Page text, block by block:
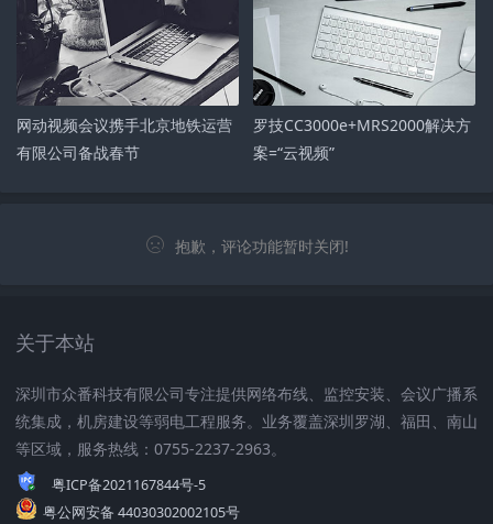
网动视频会议携手北京地铁运营
有限公司备战春节
罗技CC3000e+MRS2000解决方
案=“云视频”
抱歉，评论功能暂时关闭!
关于本站
深圳市众番科技有限公司专注提供网络布线、监控安装、会议广播系
统集成，机房建设等弱电工程服务。业务覆盖深圳罗湖、福田、南山
等区域，服务热线：0755-2237-2963。
粤ICP备2021167844号-5
粤公网安备 44030302002105号